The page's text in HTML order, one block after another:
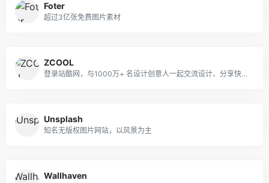
Foter
超过3亿张免费图片素材
ZCOOL
登录站酷网，与1000万+ 名设计创意人一起交流设计、分享快乐吧！
Unsplash
知名无版权图片网站，以风景为主
Wallhaven